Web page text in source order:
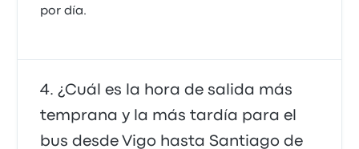
por día.
¿Cuál es la hora de salida más
temprana y la más tardía para el
bus desde Vigo hasta Santiago de